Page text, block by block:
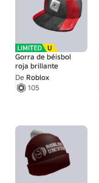
Gorra de béisbol
roja brillante
De Roblox
105